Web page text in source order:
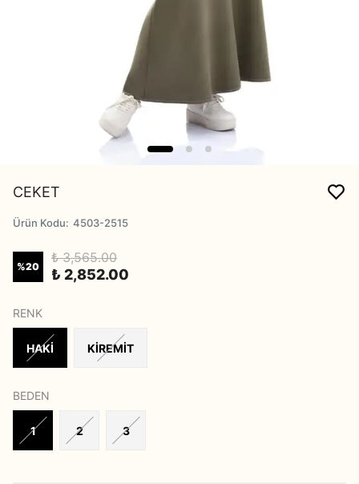
CEKET
Ürün Kodu: 4503-2515
%20
₺ 3,565.00
₺ 2,852.00
RENK
HAKİ KİREMİT
BEDEN
1 2 3